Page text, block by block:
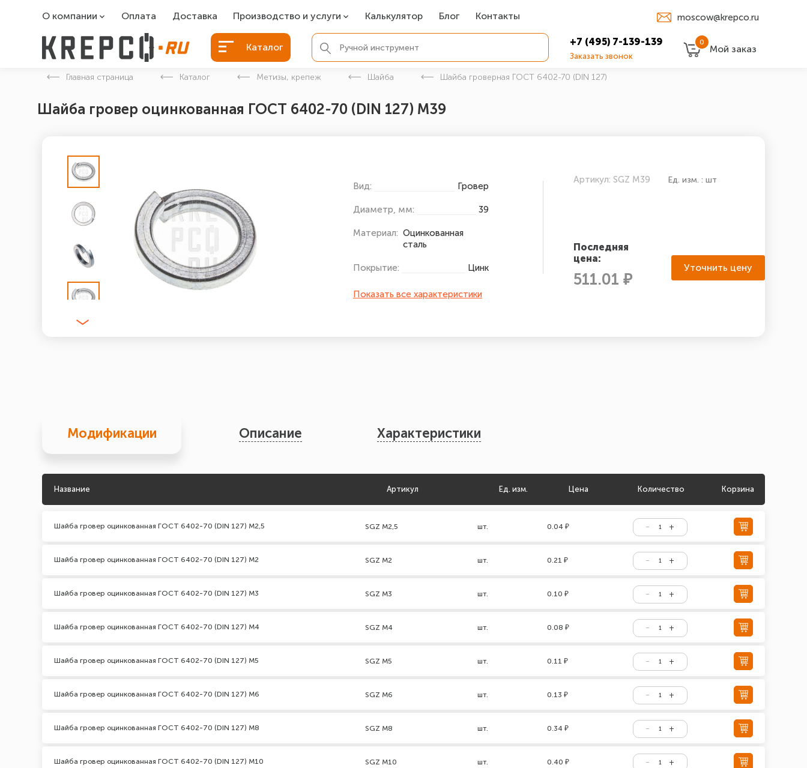
О компании
О компании
Оплата Доставка Производство и услуги
Болты БСР
Болты для фундамента
Закладные детали
Калькулятор Блог Контакты moscow@krepco.ru
Каталог +7 (495) 7-139-139
Заказать звонок
0
Мой заказ
Главная страница Каталог Метизы, крепеж Шайба Шайба гроверная ГОСТ 6402-70 (DIN 127)
Шайба гровер оцинкованная ГОСТ 6402-70 (DIN 127) М39
Вид: Гровер
Диаметр, мм: 39
Материал: Оцинкованная
сталь
Покрытие: Цинк
Показать все характеристики
Артикул: SGZ М39 Ед. изм. : шт
Последняя
цена:
511.01 ₽
Уточнить цену
Модификации Описание Характеристики
Название Артикул Ед. изм. Цена Количество Корзина
Шайба гровер оцинкованная ГОСТ 6402-70 (DIN 127) М2,5 SGZ M2,5 шт. 0.04 ₽
Шайба гровер оцинкованная ГОСТ 6402-70 (DIN 127) М2 SGZ M2 шт. 0.21 ₽
Шайба гровер оцинкованная ГОСТ 6402-70 (DIN 127) М3 SGZ M3 шт. 0.10 ₽
Шайба гровер оцинкованная ГОСТ 6402-70 (DIN 127) М4 SGZ M4 шт. 0.08 ₽
Шайба гровер оцинкованная ГОСТ 6402-70 (DIN 127) М5 SGZ M5 шт. 0.11 ₽
Шайба гровер оцинкованная ГОСТ 6402-70 (DIN 127) М6 SGZ M6 шт. 0.13 ₽
Шайба гровер оцинкованная ГОСТ 6402-70 (DIN 127) М8 SGZ M8 шт. 0.34 ₽
Шайба гровер оцинкованная ГОСТ 6402-70 (DIN 127) М10 SGZ М10 шт. 0.40 ₽